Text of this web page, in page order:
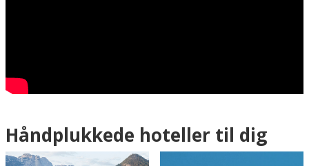
Håndplukkede hoteller til dig